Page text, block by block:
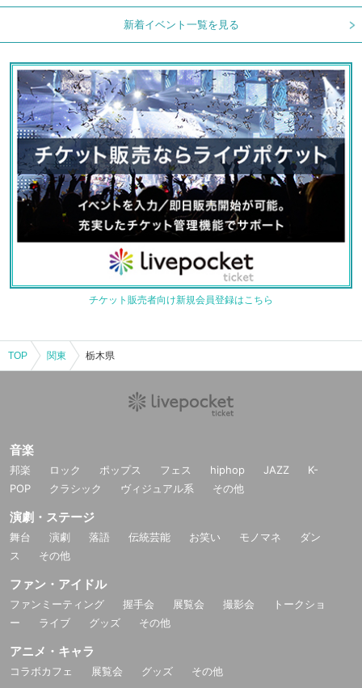
新着イベント一覧を見る
チケット販売者向け新規会員登録はこちら
TOP 関東 栃木県
音楽
邦楽 ロック ポップス フェス hiphop JAZZ
K-
POP
クラシック ヴィジュアル系 その他
演劇・ステージ
舞台 演劇 落語 伝統芸能 お笑い モノマネ
ダン
ス
その他
ファン・アイドル
ファンミーティング 握手会 展覧会 撮影会
トークショ
ー
ライブ グッズ その他
アニメ・キャラ
コラボカフェ 展覧会 グッズ その他